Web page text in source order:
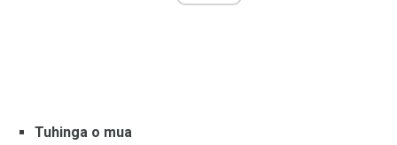
Tuhinga o mua